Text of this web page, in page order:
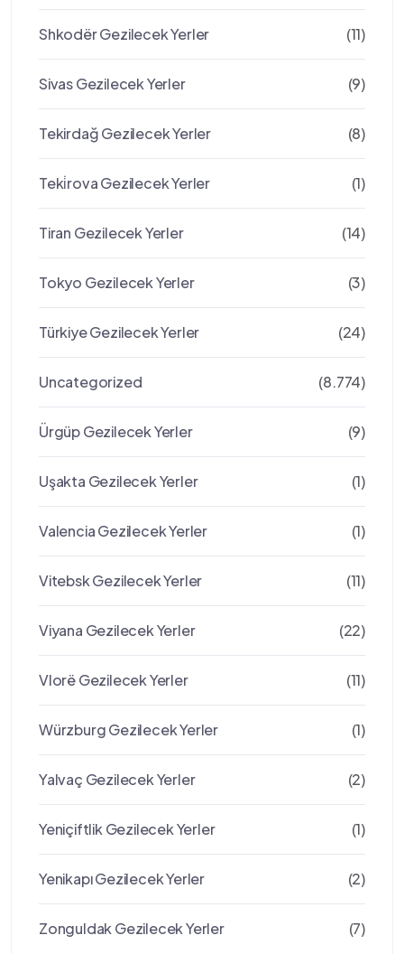
Shkodër Gezilecek Yerler (11)
Sivas Gezilecek Yerler (9)
Tekirdağ Gezilecek Yerler (8)
Teki̇rova Gezilecek Yerler (1)
Tiran Gezilecek Yerler (14)
Tokyo Gezilecek Yerler (3)
Türkiye Gezilecek Yerler (24)
Uncategorized (8.774)
Ürgüp Gezilecek Yerler (9)
Uşakta Gezilecek Yerler (1)
Valencia Gezilecek Yerler (1)
Vitebsk Gezilecek Yerler (11)
Viyana Gezilecek Yerler (22)
Vlorë Gezilecek Yerler (11)
Würzburg Gezilecek Yerler (1)
Yalvaç Gezilecek Yerler (2)
Yeniçiftlik Gezilecek Yerler (1)
Yenikapı Gezilecek Yerler (2)
Zonguldak Gezilecek Yerler (7)